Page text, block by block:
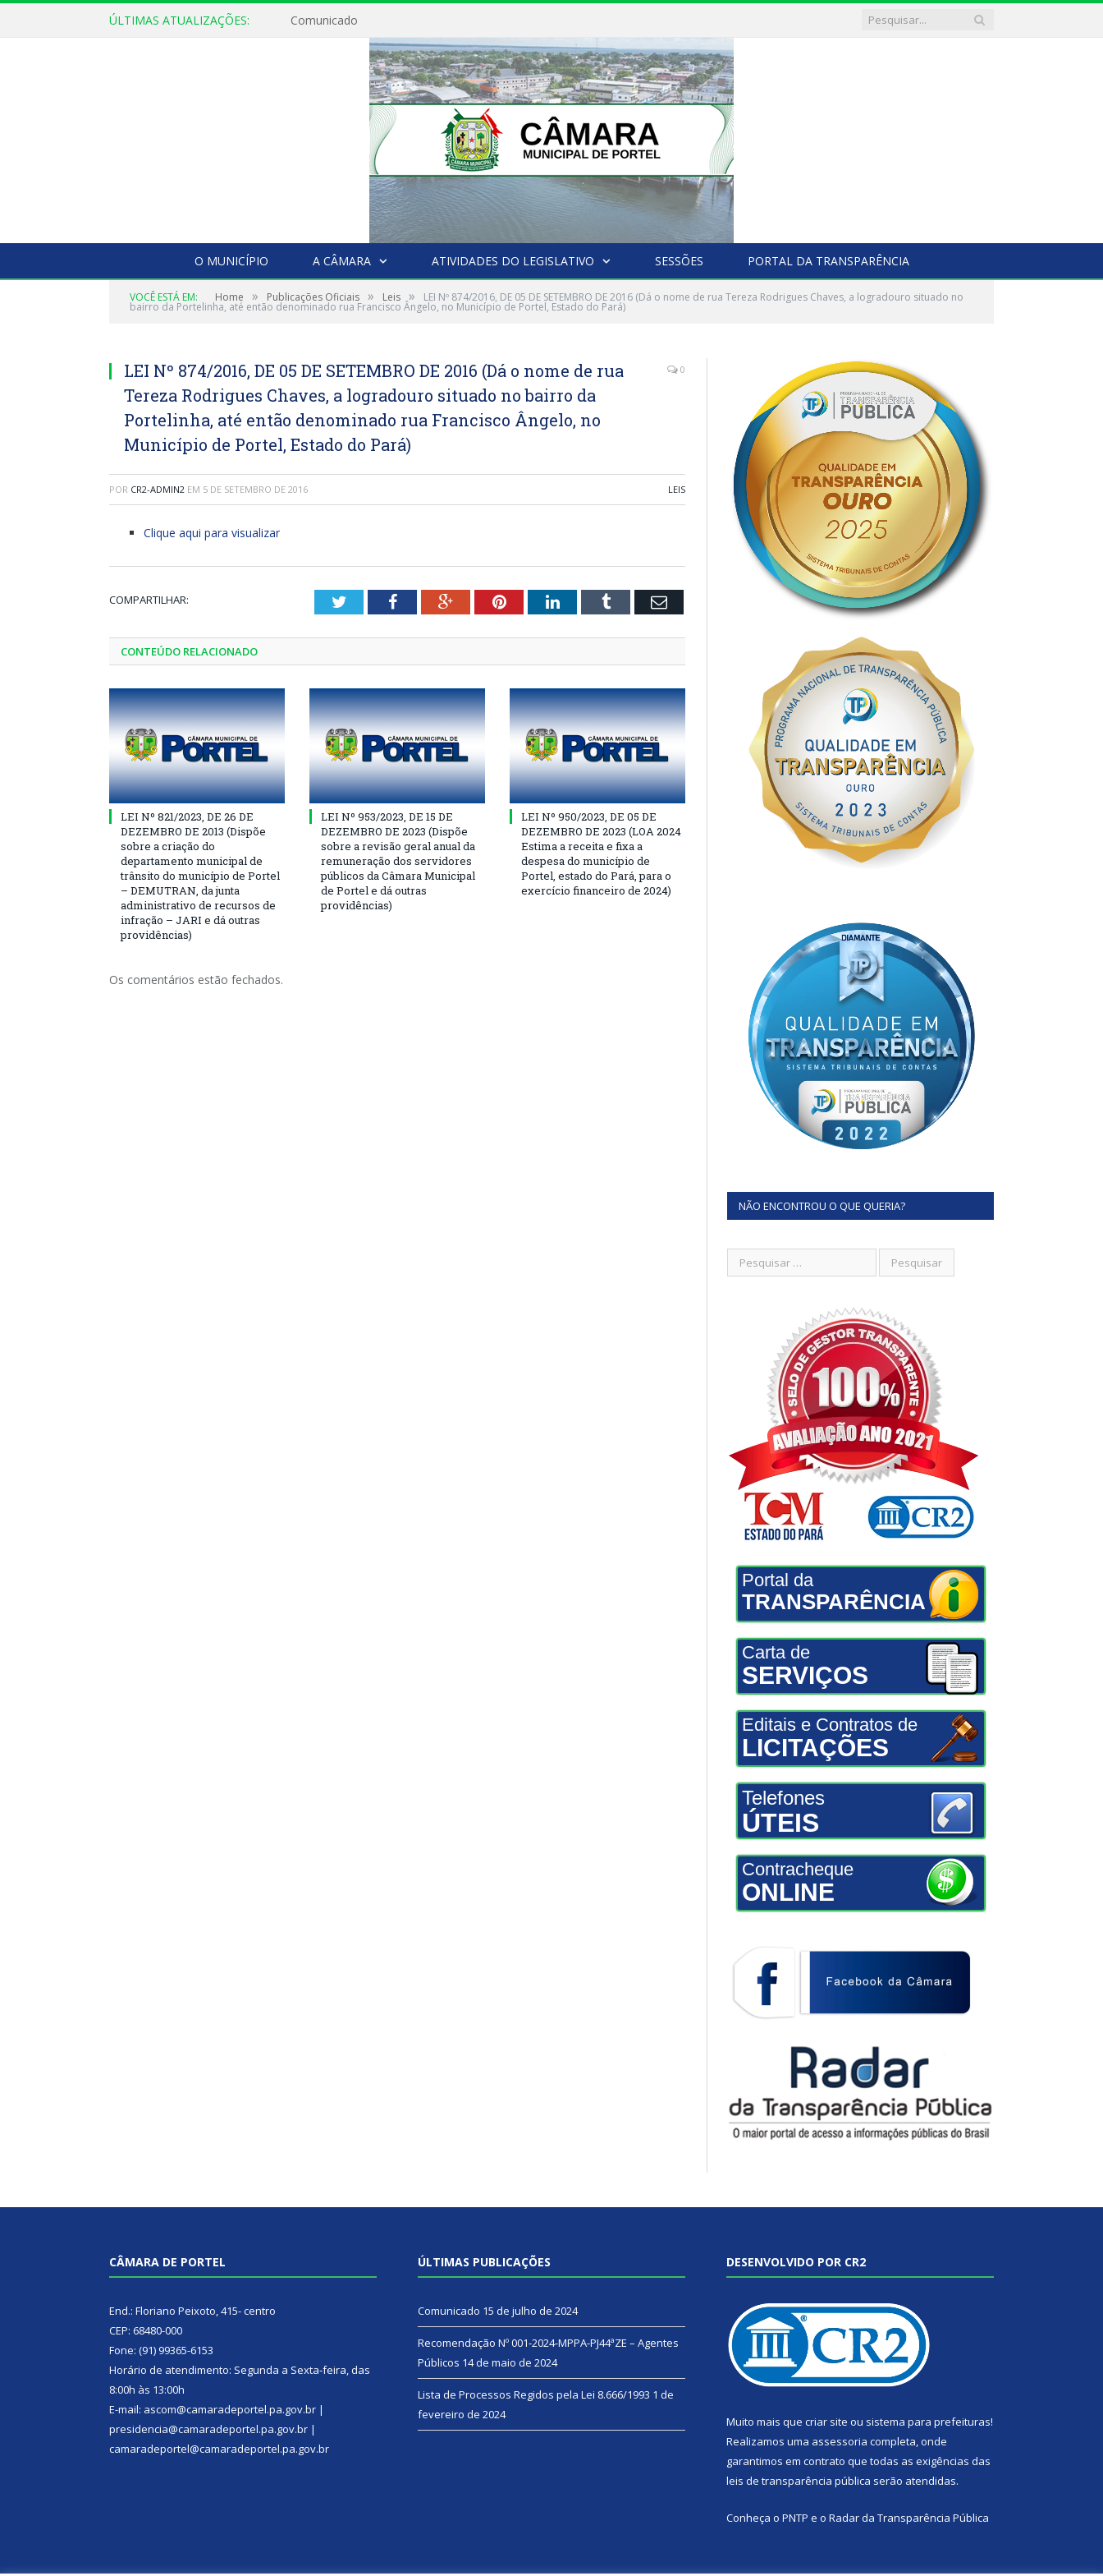
ÚLTIMAS ATUALIZAÇÕES: Comunicado
O MUNICÍPIO A CÂMARA ATIVIDADES DO LEGISLATIVO SESSÕES PORTAL DA TRANSPARÊNCIA
VOCÊ ESTÁ EM: Home » Publicações Oficiais » Leis » LEI Nº 874/2016, DE 05 DE SETEMBRO DE 2016 (Dá o nome de rua Tereza Rodrigues Chaves, a logradouro situado no
bairro da Portelinha, até então denominado rua Francisco Ângelo, no Município de Portel, Estado do Pará)
LEI Nº 874/2016, DE 05 DE SETEMBRO DE 2016 (Dá o nome de rua
Tereza Rodrigues Chaves, a logradouro situado no bairro da
Portelinha, até então denominado rua Francisco Ângelo, no
Município de Portel, Estado do Pará)
0
POR CR2-ADMIN2 EM 5 DE SETEMBRO DE 2016 LEIS
Clique aqui para visualizar
COMPARTILHAR: TwitterFacebookGoogle+PinterestLinkedInTumblr Email
CONTEÚDO RELACIONADO
LEI Nº 821/2023, DE 26 DE
DEZEMBRO DE 2013 (Dispõe
sobre a criação do
departamento municipal de
trânsito do município de Portel
– DEMUTRAN, da junta
administrativo de recursos de
infração – JARI e dá outras
providências)
LEI Nº 953/2023, DE 15 DE
DEZEMBRO DE 2023 (Dispõe
sobre a revisão geral anual da
remuneração dos servidores
públicos da Câmara Municipal
de Portel e dá outras
providências)
LEI Nº 950/2023, DE 05 DE
DEZEMBRO DE 2023 (LOA 2024
Estima a receita e fixa a
despesa do município de
Portel, estado do Pará, para o
exercício financeiro de 2024)
Os comentários estão fechados.
NÃO ENCONTROU O QUE QUERIA?
Portal da
TRANSPARÊNCIA
Carta de
SERVIÇOS
Editais e Contratos de
LICITAÇÕES
Telefones
ÚTEIS
Contracheque
ONLINE
CÂMARA DE PORTEL
End.: Floriano Peixoto, 415- centro
CEP: 68480-000
Fone: (91) 99365-6153
Horário de atendimento: Segunda a Sexta-feira, das
8:00h às 13:00h
E-mail: ascom@camaradeportel.pa.gov.br |
presidencia@camaradeportel.pa.gov.br |
camaradeportel@camaradeportel.pa.gov.br
ÚLTIMAS PUBLICAÇÕES
Comunicado 15 de julho de 2024
Recomendação Nº 001-2024-MPPA-PJ44ªZE – Agentes
Públicos 14 de maio de 2024
Lista de Processos Regidos pela Lei 8.666/1993 1 de
fevereiro de 2024
DESENVOLVIDO POR CR2
Muito mais que criar site ou sistema para prefeituras!
Realizamos uma assessoria completa, onde
garantimos em contrato que todas as exigências das
leis de transparência pública serão atendidas.
Conheça o PNTP e o Radar da Transparência Pública